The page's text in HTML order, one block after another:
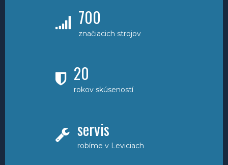
700
značiacich strojov
20
rokov skúseností
servis
robíme v Leviciach